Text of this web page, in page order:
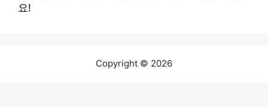
요!
Copyright © 2026